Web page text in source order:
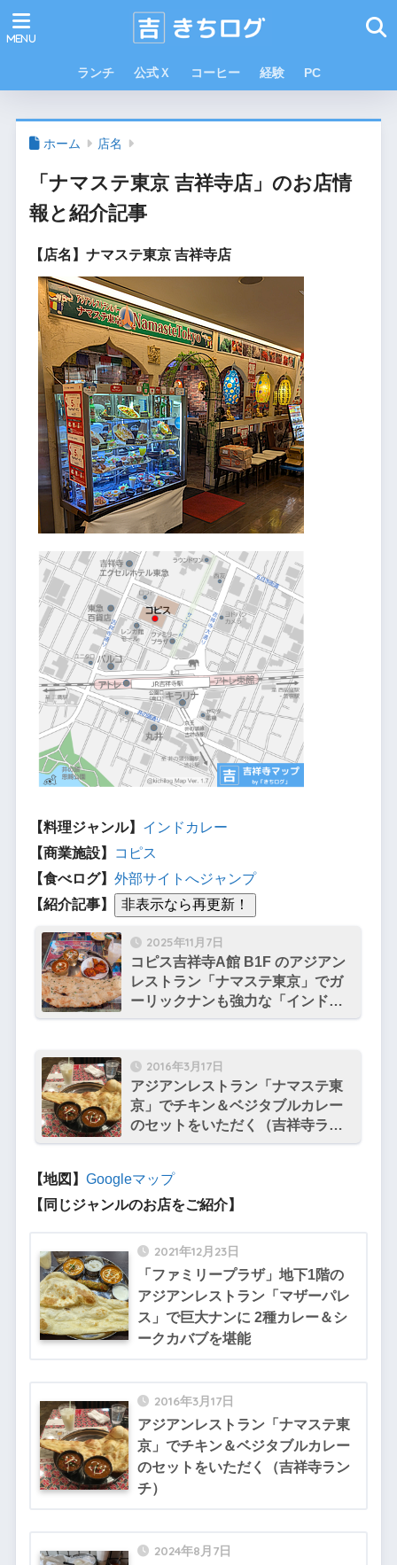
ランチ 公式Ｘ コーヒー 経験 PC
ホーム 店名
「ナマステ東京 吉祥寺店」のお店情
報と紹介記事
【店名】ナマステ東京 吉祥寺店
【料理ジャンル】 インドカレー
【商業施設】
コピス
【食べログ】 外部サイトへジャンプ
【紹介記事】
2025年11月7日
コピス吉祥寺A館 B1F のアジアン
レストラン「ナマステ東京」でガ
ーリックナンも強力な「インドス
ペシャル」をいただく
2016年3月17日
アジアンレストラン「ナマステ東
京」でチキン＆ベジタブルカレー
のセットをいただく（吉祥寺ラン
チ）
【地図】 Googleマップ
【同じジャンルのお店をご紹介】
2021年12月23日
「ファミリープラザ」地下1階の
アジアンレストラン「マザーパレ
ス」で巨大ナンに 2種カレー＆シ
ークカバブを堪能
2016年3月17日
アジアンレストラン「ナマステ東
京」でチキン＆ベジタブルカレー
のセットをいただく（吉祥寺ラン
チ）
2024年8月7日